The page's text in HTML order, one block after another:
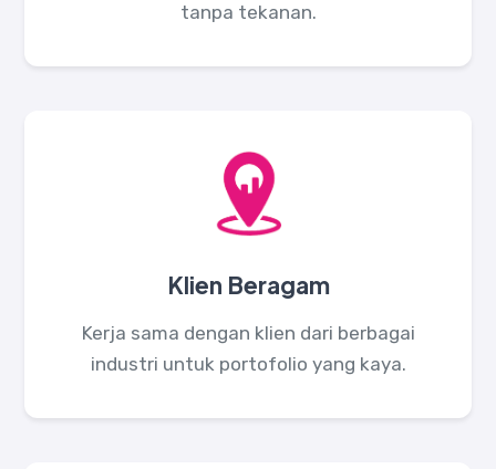
tanpa tekanan.
Klien Beragam
Kerja sama dengan klien dari berbagai
industri untuk portofolio yang kaya.